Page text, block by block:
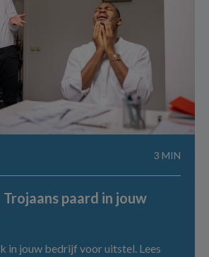
3 MIN
Trojaans paard in jouw
in jouw bedrijf voor uitstel. Lees